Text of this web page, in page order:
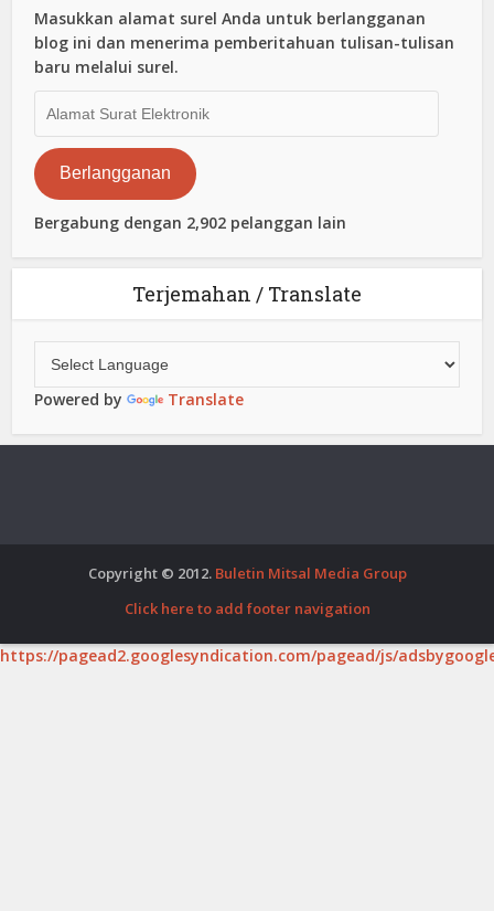
Masukkan alamat surel Anda untuk berlangganan
blog ini dan menerima pemberitahuan tulisan-tulisan
baru melalui surel.
Surat
Elektronik
Berlangganan
Bergabung dengan 2,902 pelanggan lain
Terjemahan / Translate
Powered by Translate
Copyright © 2012. Buletin Mitsal Media Group
Click here to add footer navigation
https://pagead2.googlesyndication.com/pagead/js/